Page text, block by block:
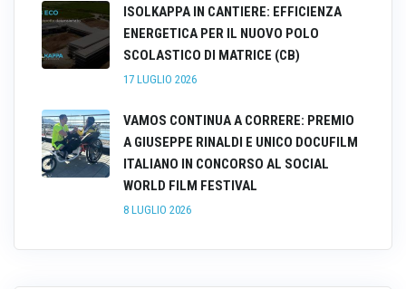
ISOLKAPPA IN CANTIERE: EFFICIENZA
ENERGETICA PER IL NUOVO POLO
SCOLASTICO DI MATRICE (CB)
17 LUGLIO 2026
VAMOS CONTINUA A CORRERE: PREMIO
A GIUSEPPE RINALDI E UNICO DOCUFILM
ITALIANO IN CONCORSO AL SOCIAL
WORLD FILM FESTIVAL
8 LUGLIO 2026